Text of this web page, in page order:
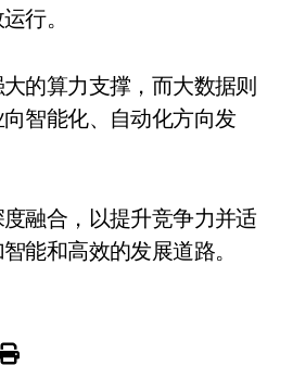
行。
的算力支撑，而大数据则
智能化、自动化方向发
融合，以提升竞争力并适
能和高效的发展道路。